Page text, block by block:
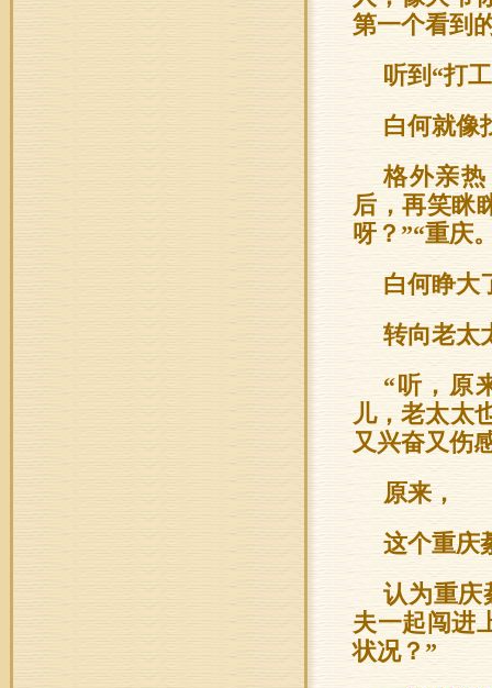
第一个看到
听到“打
白何就像
格外亲
后，再笑眯
呀？”“重庆
白何睁大
转向老太
“听，原
儿，老太太
又兴奋又伤
原来，
这个重庆
认为重庆
夫一起闯进
状况？”